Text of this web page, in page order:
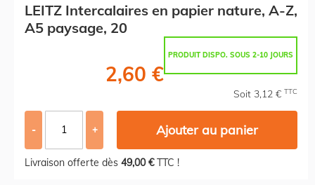
LEITZ Intercalaires en papier nature, A-Z,
A5 paysage, 20
PRODUIT DISPO. SOUS 2-10 JOURS
2,60 €
Soit 3,12 € TTC
- + Ajouter au panier
Livraison offerte dès 49,00 €TTC !